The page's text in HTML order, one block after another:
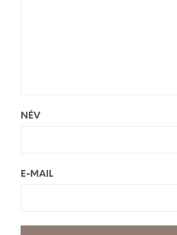
NÉV
E-MAIL